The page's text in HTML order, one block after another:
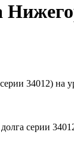
34012) на
серии